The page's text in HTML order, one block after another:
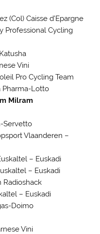
(Col) Caisse d’Epargne
Professional Cycling
Vini
Pro Cycling Team
Pharma-Lotto
Milram
Servetto
Vlaanderen –
– Euskadi
– Euskadi
Radioshack
– Euskadi
Doimo
Vini